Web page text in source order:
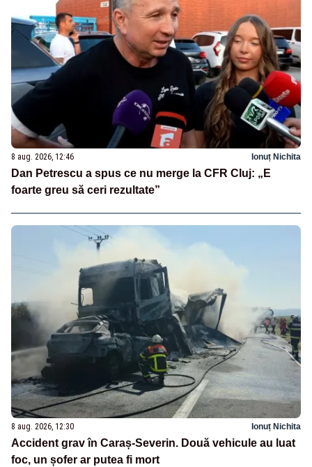
8 aug. 2026, 12:46 Ionuț Nichita
Dan Petrescu a spus ce nu merge la CFR Cluj: „E
foarte greu să ceri rezultate”
8 aug. 2026, 12:30 Ionuț Nichita
Accident grav în Caraș-Severin. Două vehicule au luat
foc, un șofer ar putea fi mort